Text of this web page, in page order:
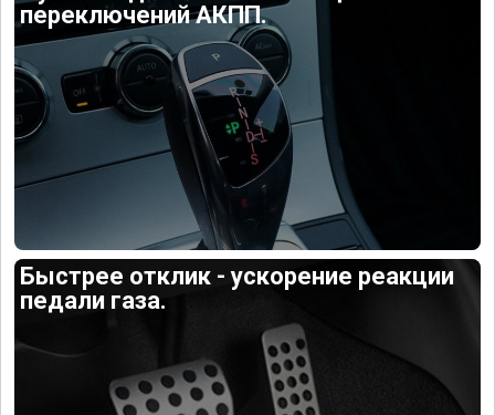
переключений АКПП.
Быстрее отклик - ускорение реакции
педали газа.